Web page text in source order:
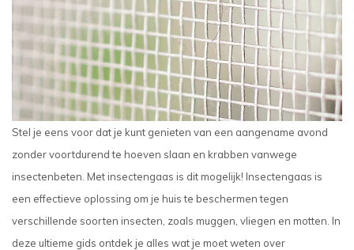
Stel je eens voor dat je kunt genieten van een aangename avond
zonder voortdurend te hoeven slaan en krabben vanwege
insectenbeten. Met insectengaas is dit mogelijk! Insectengaas is
een effectieve oplossing om je huis te beschermen tegen
verschillende soorten insecten, zoals muggen, vliegen en motten. In
deze ultieme gids ontdek je alles wat je moet weten over